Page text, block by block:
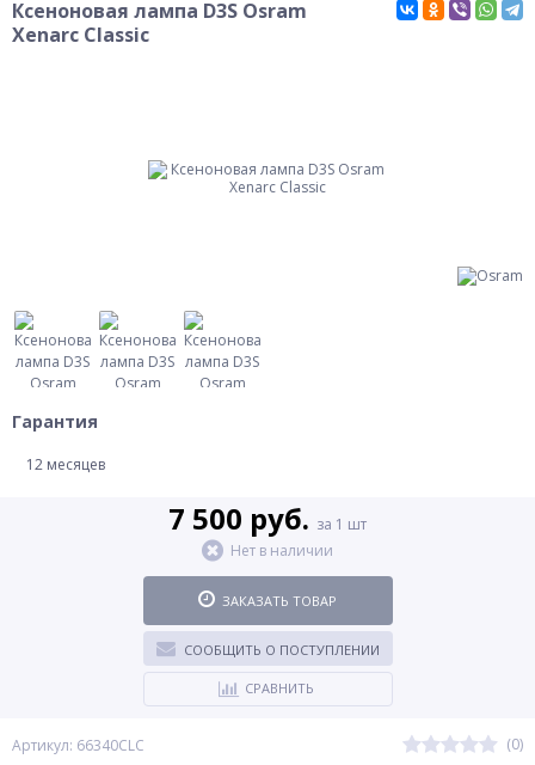
Ксеноновая лампа D3S Osram
Xenarc Classic
Артикул: 66340CLC
(0)
Гарантия
12 месяцев
7 500 руб. за 1 шт
Нет в наличии
ЗАКАЗАТЬ ТОВАР
СООБЩИТЬ О ПОСТУПЛЕНИИ
СРАВНИТЬ